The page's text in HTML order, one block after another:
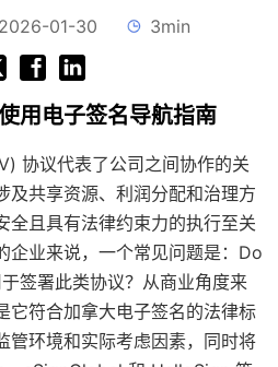
2026-01-30 3min
用电子签名导航指南
协议代表了公司之间协作的关
及共享资源、利润分配和治理方
全且具有法律约束力的执行至关
企业来说，一个常见问题是：Do
签署此类协议？从商业角度来
它符合加拿大电子签名的法律标
管环境和实际考虑因素，同时将